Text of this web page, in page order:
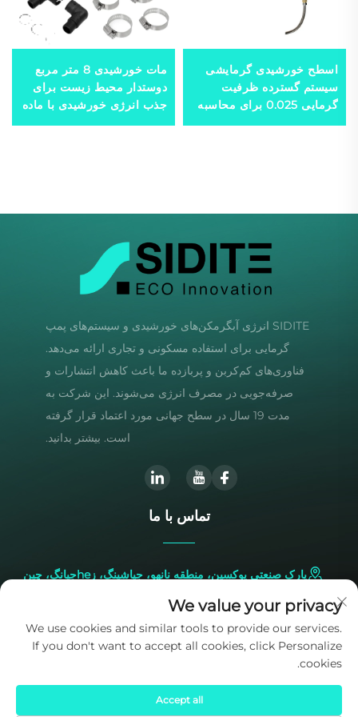
اسطح خورشیدی گرمایشی
سیستم گسترده ظرفیت
گرمایی 0.025 برای محاسبه
سیستم‌های دوباره گرما-
مات خورشیدی 8 متر مربع
دوستدار محیط زیست برای
جذب انرژی خورشیدی با ماده
رubber بیرونی برای
SIDITE انرژی آبگرمکن‌های خورشیدی و سیستم‌های پمپ
گرمایی برای استفاده مسکونی و تجاری ارائه می‌دهد.
فناوری‌های کم‌کربن و پربازده ما باعث کاهش انتشارات و
صرفه‌جویی در مصرف انرژی می‌شوند. این شرکت به
مدت 19 سال در سطح جهانی مورد اعتماد قرار گرفته
است. بیشتر بدانید.
تماس با ما
پارک صنعتی یوکسین، منطقه نانهو، جیاشینگ، زheجیانگ، چین
+86-573-83224422
[email protected]
We value your privacy
We use cookies and similar tools to provide our services.
If you don't want to accept all cookies, click Personalize
cookies.
Accept all